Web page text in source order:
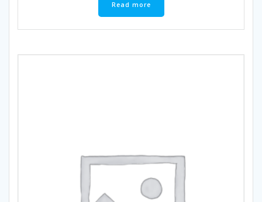
Read more